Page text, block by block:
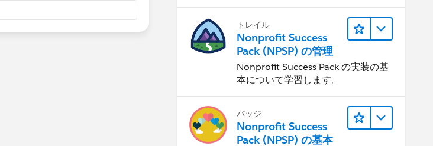
トレイル
Nonprofit Success
Pack (NPSP) の管理
Nonprofit Success Pack の実装の基
本について学習します。
バッジ
Nonprofit Success
Pack (NPSP) の基本